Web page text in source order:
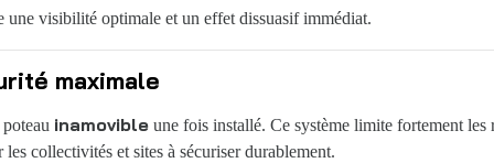
visibilité optimale et un effet dissuasif immédiat.
maximale
inamovible une fois installé. Ce système limite fortement les
collectivités et sites à sécuriser durablement.